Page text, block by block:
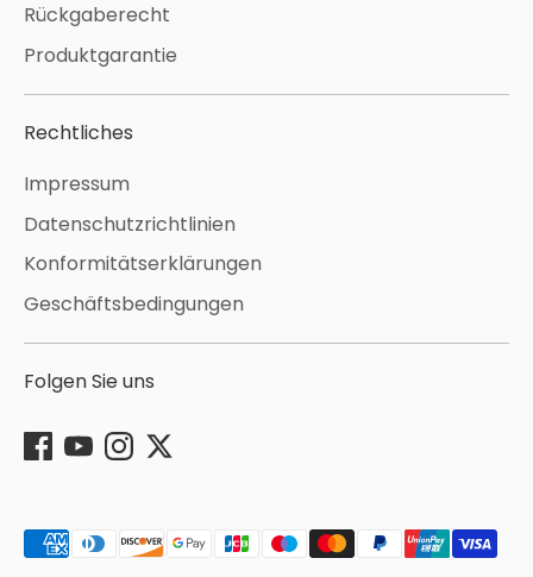
Rückgaberecht
Produktgarantie
Rechtliches
Impressum
Datenschutzrichtlinien
Konformitätserklärungen
Geschäftsbedingungen
Folgen Sie uns
Akzeptierte
Zahlungsarten